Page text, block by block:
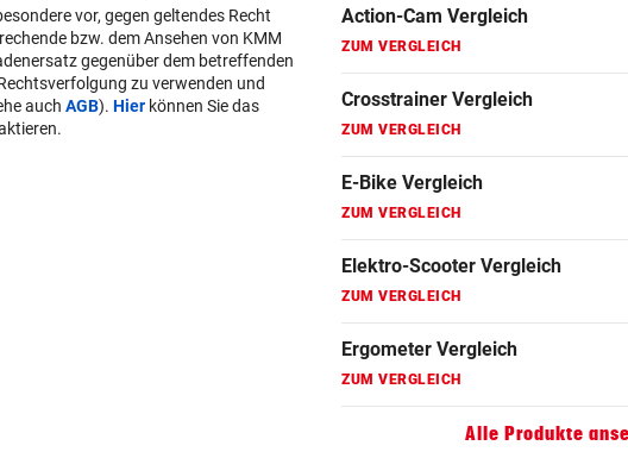
vor, gegen geltendes Recht
bzw. dem Ansehen von KMM
gegenüber dem betreffenden
zu verwenden und
auch AGB). Hier können Sie das
Fahrrad Test
ZUM VERGLEICH
Fahrradanhänger Vergleich
ZUM VERGLEICH
Faszienrolle Vergleich
ZUM VERGLEICH
Hoverboard Vergleich
ZUM VERGLEICH
Kinderfahrrad Vergleich
ZUM VERGLEICH
Alle Produkte